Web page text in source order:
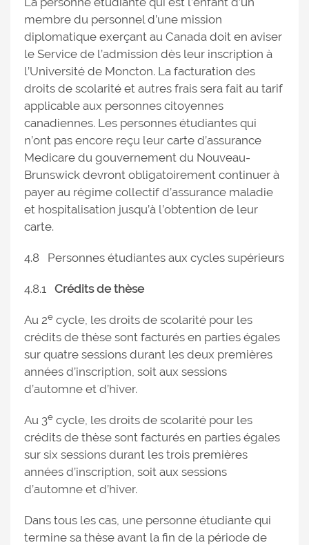
membre du personnel d’une mission
diplomatique exerçant au Canada doit en aviser
le Service de l’admission dès leur inscription à
l’Université de Moncton. La facturation des
droits de scolarité et autres frais sera fait au tarif
applicable aux personnes citoyennes
canadiennes. Les personnes étudiantes qui
n’ont pas encore reçu leur carte d’assurance
Medicare du gouvernement du Nouveau-
Brunswick devront obligatoirement continuer à
payer au régime collectif d’assurance maladie
et hospitalisation jusqu’à l’obtention de leur
carte.
4.8 Personnes étudiantes aux cycles supérieurs
4.8.1 Crédits de thèse
Au 2e cycle, les droits de scolarité pour les
crédits de thèse sont facturés en parties égales
sur quatre sessions durant les deux premières
années d’inscription, soit aux sessions
d’automne et d’hiver.
Au 3e cycle, les droits de scolarité pour les
crédits de thèse sont facturés en parties égales
sur six sessions durant les trois premières
années d’inscription, soit aux sessions
d’automne et d’hiver.
Dans tous les cas, une personne étudiante qui
termine sa thèse avant la fin de la période de